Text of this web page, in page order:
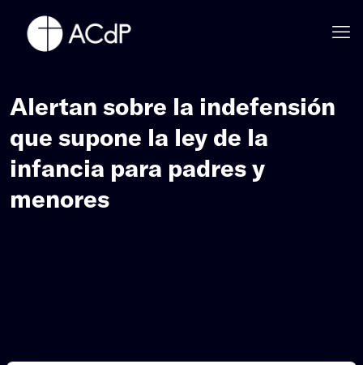
Alertan sobre la indefensión
que supone la ley de la
infancia para padres y
menores